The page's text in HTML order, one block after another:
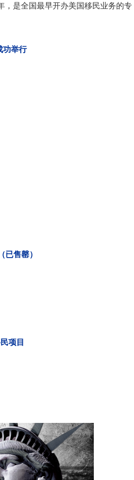
，是全国最早开办美国移民业务的专
功举行
售罄）
项目